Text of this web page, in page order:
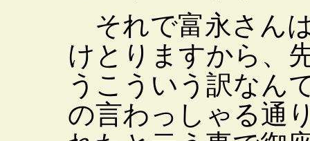
それで富永さん
けとりますから、
うこういう訳なん
の言わっしゃる通